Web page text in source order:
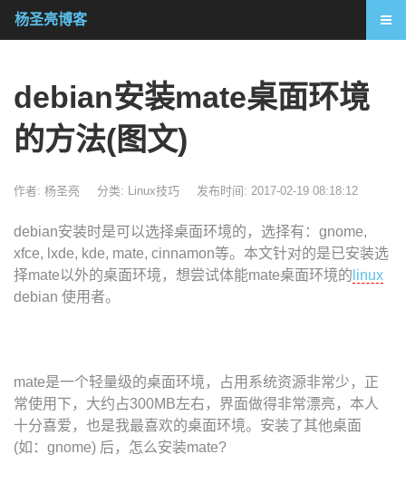
debian安装mate桌面环境
的方法(图文)
作者: 杨圣亮 分类: Linux技巧 发布时间: 2017-02-19 08:18:12
debian安装时是可以选择桌面环境的，选择有：gnome,
xfce, lxde, kde, mate, cinnamon等。本文针对的是已安装选
择mate以外的桌面环境，想尝试体能mate桌面环境的 linux
debian 使用者。
mate是一个轻量级的桌面环境，占用系统资源非常少，正
常使用下，大约占300MB左右，界面做得非常漂亮，本人
十分喜爱，也是我最喜欢的桌面环境。安装了其他桌面
(如：gnome) 后，怎么安装mate?
杨圣亮博客